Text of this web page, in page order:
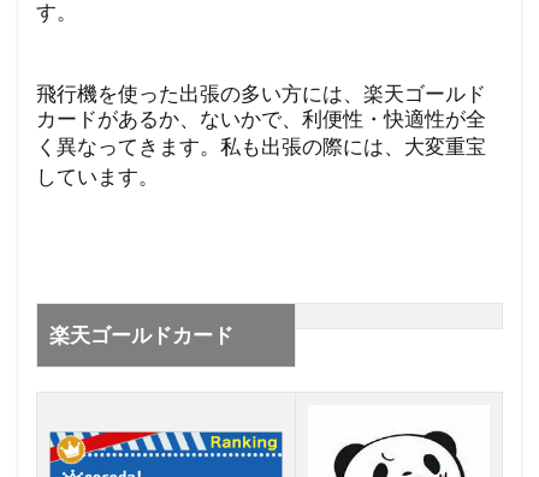
す。
飛行機を使った出張の多い方には、楽天ゴールド
カードがあるか、ないかで、利便性・快適性が全
く異なってきます。 私も出張の際には、大変重宝
しています。
楽天ゴールドカード